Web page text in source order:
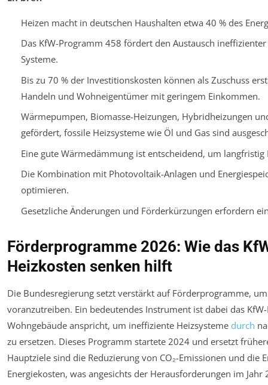
Heizen macht in deutschen Haushalten etwa 40 % des
Das KfW-Programm 458 fördert den Austausch
Systeme.
Bis zu 70 % der Investitionskosten können als Zuschuss
Handeln und Wohneigentümer mit geringem Einkommen.
Wärmepumpen, Biomasse-Heizungen, Hybridheizungen
gefördert, fossile Heizsysteme wie Öl und Gas sind
Eine gute Wärmedämmung ist entscheidend, um
Die Kombination mit Photovoltaik-Anlagen und
optimieren.
Gesetzliche Änderungen und Förderkürzungen erfordern
Förderprogramme 2026: Wie das
Heizkosten senken hilft
Die Bundesregierung setzt verstärkt auf Förderprogramme,
voranzutreiben. Ein bedeutendes Instrument ist dabei das
Wohngebäude anspricht, um ineffiziente Heizsysteme durch
zu ersetzen. Dieses Programm startete 2024 und ersetzt
Hauptziele sind die Reduzierung von CO₂-Emissionen und die
Energiekosten, was angesichts der Herausforderungen im